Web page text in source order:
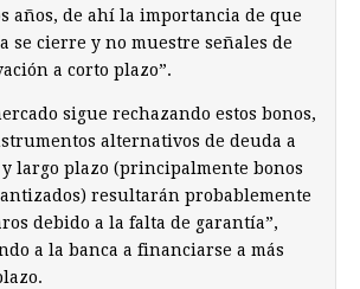
años, de ahí la importancia de que
se cierre y no muestre señales de
a corto plazo”.
sigue rechazando estos bonos,
alternativos de deuda a
largo plazo (principalmente bonos
resultarán probablemente
debido a la falta de garantía”,
a la banca a financiarse a más